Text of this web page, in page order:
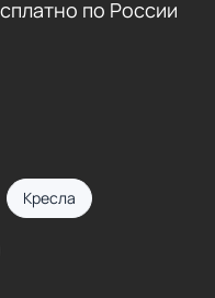
по России
Кресла